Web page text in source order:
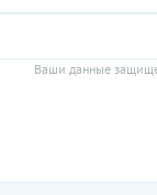
Ваши данные